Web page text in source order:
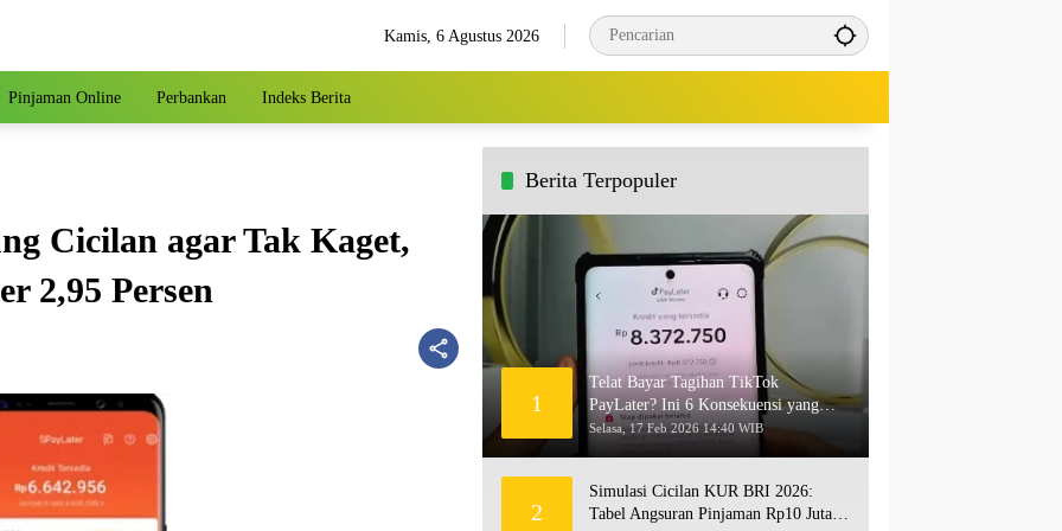
Kamis, 6 Agustus 2026
Pinjaman Online Perbankan Indeks Berita
Cicilan agar Tak Kaget,
2,95 Persen
Berita Terpopuler
1
Telat Bayar Tagihan TikTok
PayLater? Ini 6 Konsekuensi yang
Akan Terjadi
Selasa, 17 Feb 2026 14:40 WIB
2
Simulasi Cicilan KUR BRI 2026:
Tabel Angsuran Pinjaman Rp10 Juta